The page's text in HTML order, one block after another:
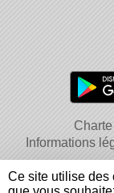
Informations
Ce site utilise des